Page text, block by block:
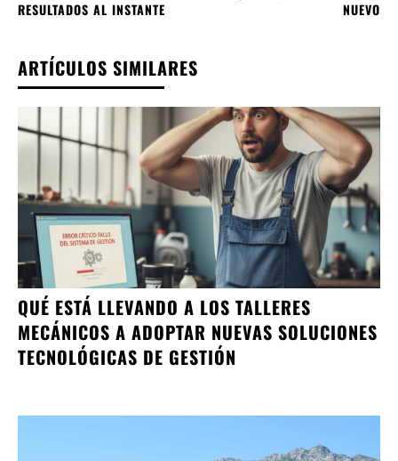
RESULTADOS AL INSTANTE
NUEVO
ARTÍCULOS SIMILARES
QUÉ ESTÁ LLEVANDO A LOS TALLERES
MECÁNICOS A ADOPTAR NUEVAS SOLUCIONES
TECNOLÓGICAS DE GESTIÓN